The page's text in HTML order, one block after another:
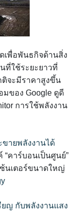
เพื่อพันธกิจด้านสิ่ง
ที่ใช้ระยะยาวที่
ติจะมีราคาสูงขึ้น
ของ Google ดูดี
การใช้พลังงาน
ายพลังงานได้
“คาร์บอนเป็นศูนย์”
นเตอร์ขนาดใหญ่
ยญ กับพลังงานแสง